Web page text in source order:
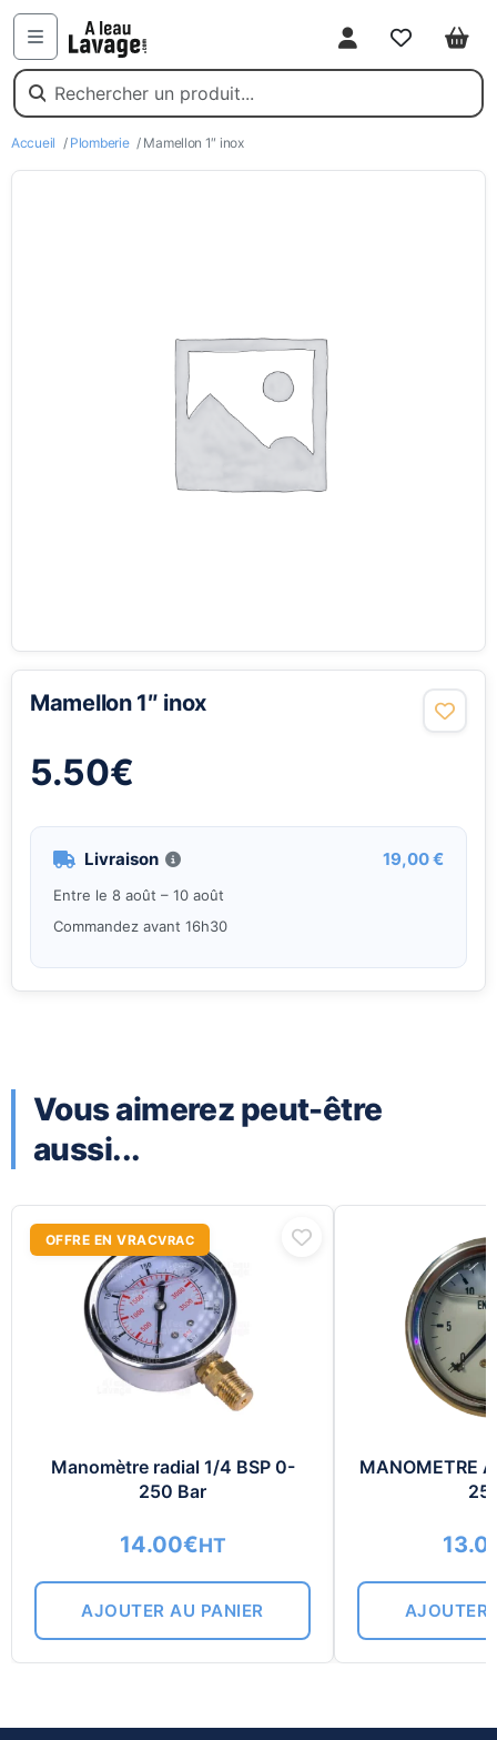
Menu
Mon compte
Favoris
Accueil / Plomberie / Mamellon 1″ inox
Mamellon 1″ inox
5.50€
Livraison 19,00 €
Entre le 8 août – 10 août
Commandez avant 16h30
Vous aimerez peut-être
aussi...
OFFRE EN VRAC
Manomètre radial 1/4 BSP 0-
250 Bar
14.00€HT
AJOUTER AU PANIER
MANOMETRE
25
AJOUTER